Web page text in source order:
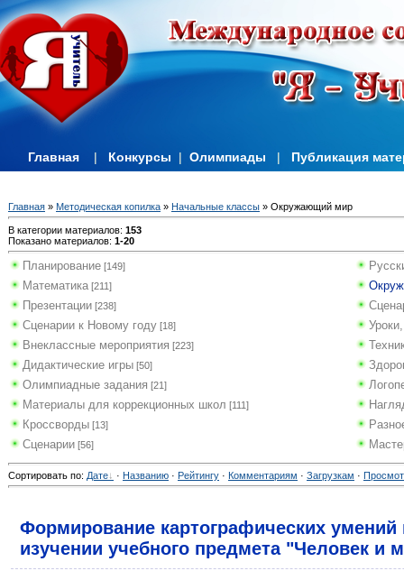
Главная | Конкурсы | Олимпиады | Публикация
Главная » Методическая копилка » Начальные классы » Окружающий мир
В категории материалов: 153
Показано материалов: 1-20
Планирование [149]
Математика [211]
Презентации [238]
Сценарии к Новому году [18]
Внеклассные мероприятия [223]
Дидактические игры [50]
Олимпиадные задания [21]
Материалы для коррекционных школ [111]
Кроссворды [13]
Сценарии [56]
Сортировать по: Дате · Названию · Рейтингу · Комментариям · Загрузкам ·
Формирование картографических
изучении учебного предмета "Человек и